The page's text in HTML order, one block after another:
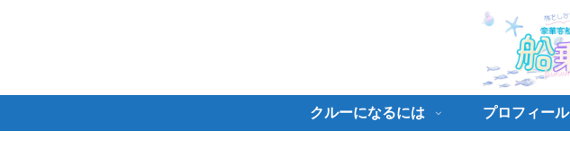
クルーになるには プロフィール